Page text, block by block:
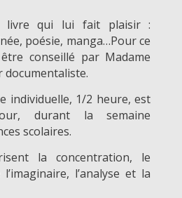
livre qui lui fait plaisir :
poésie, manga…Pour ce
conseillé par Madame
documentaliste.
individuelle, 1/2 heure, est
durant la semaine
scolaires.
la concentration, le
l’analyse et la